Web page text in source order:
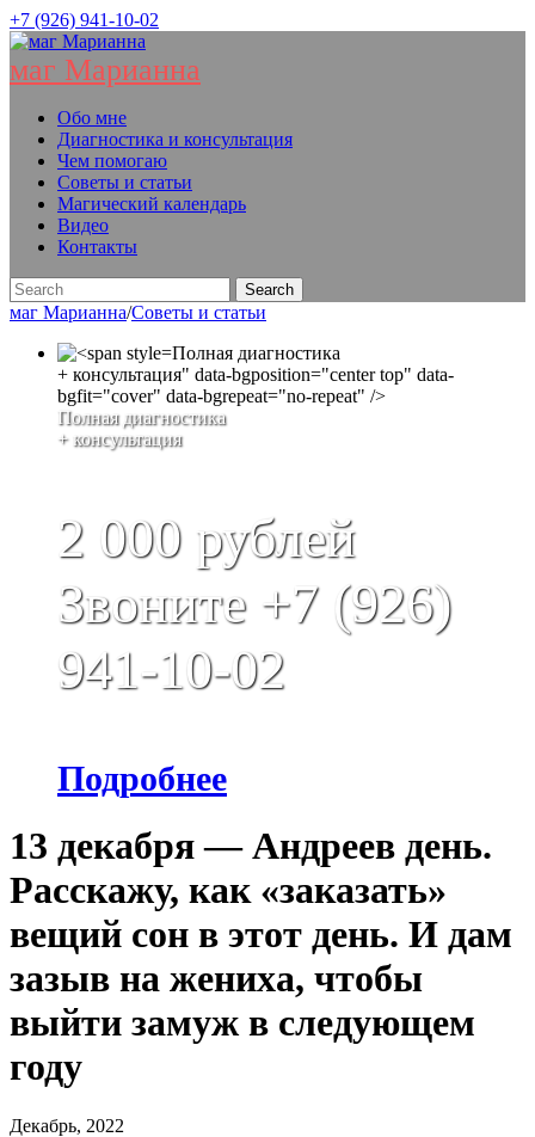
+7 (926) 941-10-02
маг Марианна
Обо мне
Диагностика и консультация
Чем помогаю
Советы и статьи
Магический календарь
Видео
Контакты
маг Марианна/Советы и статьи
Полная диагностика
+ консультация" data-bgposition="center top" data-
bgfit="cover" data-bgrepeat="no-repeat" />
Полная диагностика
+ консультация
2 000 рублей
Звоните +7 (926)
941-10-02
Подробнее
13 декабря — Андреев день.
Расскажу, как «заказать»
вещий сон в этот день. И дам
зазыв на жениха, чтобы
выйти замуж в следующем
году
Декабрь, 2022